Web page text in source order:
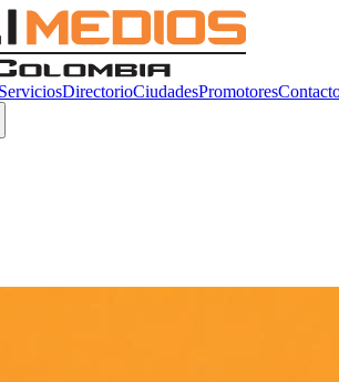
ServiciosDirectorioCiudadesPromotores